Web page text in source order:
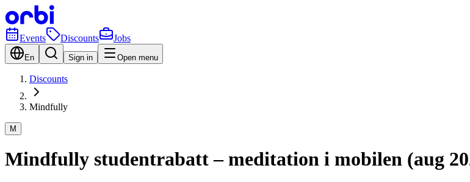
Events Discounts Jobs
En Sign in Open menu
Discounts
Mindfully
M
Mindfully studentrabatt – meditation i mobilen (aug